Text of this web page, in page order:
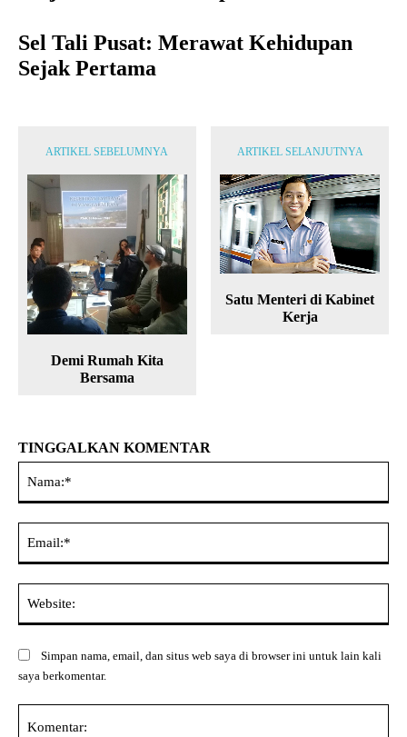
Sel Tali Pusat: Merawat Kehidupan
Sejak Pertama
ARTIKEL SEBELUMNYA
Demi Rumah Kita
Bersama
ARTIKEL SELANJUTNYA
Satu Menteri di Kabinet
Kerja
TINGGALKAN KOMENTAR
Simpan nama, email, dan situs web saya di browser ini untuk lain kali
saya berkomentar.